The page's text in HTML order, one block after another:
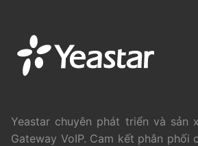
Yeastar chuyên phát triển và sản
Gateway VoIP. Cam kết phân phối